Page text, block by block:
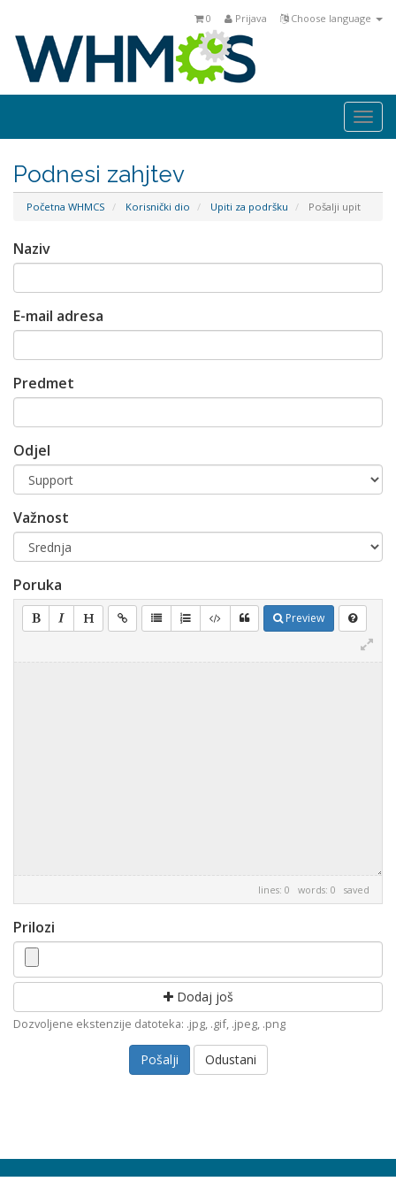
Choose language
Prijava
0
Podnesi zahjtev
Početna WHMCS Korisnički dio Upiti za podršku Pošalji upit
Naziv
E-mail adresa
Predmet
Odjel
Važnost
Poruka
Preview
lines: 0 words: 0 saved
Prilozi
Dodaj još
Dozvoljene ekstenzije datoteka: .jpg, .gif, .jpeg, .png
Odustani